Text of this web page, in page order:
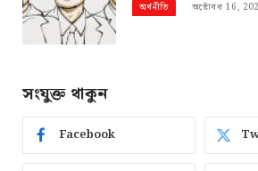
অর্থনীতি অক্টোবর 16,
সংযুক্ত থাকুন
Facebook